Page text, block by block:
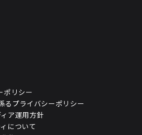
ポリシー
プライバシーポリシー
ア運用方針
について